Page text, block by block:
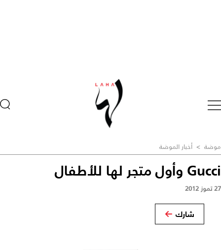
موضة > أخبار الموضة
Gucci وأول متجر لها للأطفال
27 تموز 2012
شارك